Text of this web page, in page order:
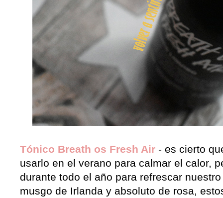
Tónico Breath os Fresh Air - es cierto
usarlo en el verano para calmar el calor,
durante todo el año para refrescar
musgo de Irlanda y absoluto de rosa,